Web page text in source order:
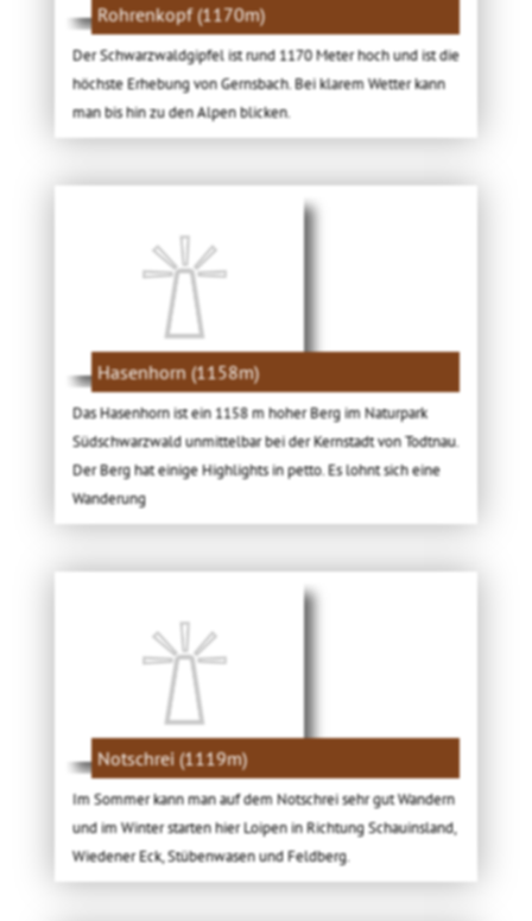
Rohrenkopf (1170m)
Der Schwarzwaldgipfel ist rund 1170 Meter hoch und ist die
höchste Erhebung von Gernsbach. Bei klarem Wetter kann
man bis hin zu den Alpen blicken.
Hasenhorn (1158m)
Das Hasenhorn ist ein 1158 m hoher Berg im Naturpark
Südschwarzwald unmittelbar bei der Kernstadt von Todtnau.
Der Berg hat einige Highlights in petto. Es lohnt sich eine
Wanderung
Notschrei (1119m)
Im Sommer kann man auf dem Notschrei sehr gut Wandern
und im Winter starten hier Loipen in Richtung Schauinsland,
Wiedener Eck, Stübenwasen und Feldberg.